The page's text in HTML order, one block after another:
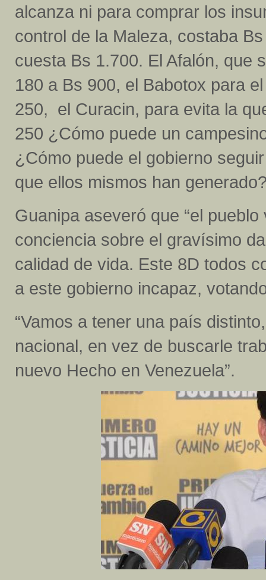
alcanza ni para comprar los
control de la Maleza, costaba
cuesta Bs 1.700. El Afalón, que
180 a Bs 900, el Babotox para
250, el Curacin, para evita la
250 ¿Cómo puede un
¿Cómo puede el gobierno
que ellos mismos han
Guanipa aseveró que “el
conciencia sobre el gravísimo
calidad de vida. Este 8D todos
a este gobierno incapaz,
“Vamos a tener una país
nacional, en vez de buscarle
nuevo Hecho en Venezuela”.